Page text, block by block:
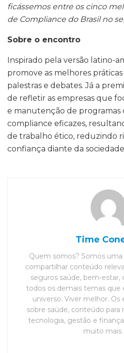
ficássemos entre os cinco
de Compliance do Brasil no
Sobre o encontro
Inspirado pela versão latino-
promove as melhores
palestras e debates. Já a
de refletir as empresas que
e manutenção de programas
compliance eficazes,
de trabalho ético, reduzindo
confiança diante da
Time
Quem somos? Somos
compartilhar conteúdo
seguros saúde, bem-estar,
todos os demais temas que
universo: Viver melhor. Os
sobre saúde, conteúdo para
tecnologia, gestão e
muito mais.